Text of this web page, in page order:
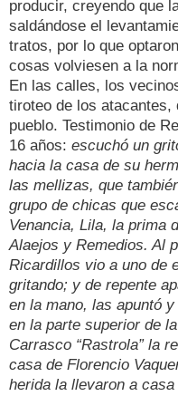
producir, creyendo que
saldándose el
tratos, por lo que
cosas volviesen a la
En las calles, los
tiroteo de los atacantes,
pueblo. Testimonio de
16 años: escuchó un
hacia la casa de su
las mellizas, que
grupo de chicas que
Venancia, Lila, la prima
Alaejos y Remedios. Al
Ricardillos vio a uno de
gritando; y de repente
en la mano, las apuntó
en la parte superior de
Carrasco “Rastrola” la
casa de Florencio
herida la llevaron a